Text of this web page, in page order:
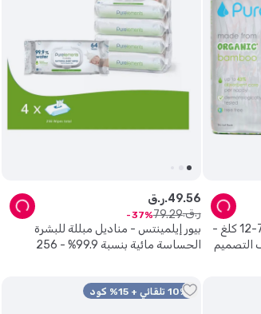
بيور بورن - حفاضات حجم 4 - 7-12 كلغ -
بيور إيلمينتس - مناديل مبللة للبشرة
الحساسة مائية بنسبة 99.9% - 256
ر.ق.49.56
ر.ق.
79.29
37
10% تلقائي + 15% كود